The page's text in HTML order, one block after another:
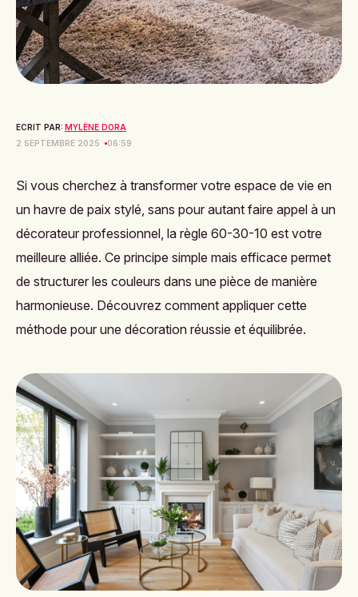
ECRIT PAR: MYLÈNE DORA
2 SEPTEMBRE 2025
06:59
Si vous cherchez à transformer votre espace de vie en
un havre de paix stylé, sans pour autant faire appel à un
décorateur professionnel, la règle 60-30-10 est votre
meilleure alliée. Ce principe simple mais efficace permet
de structurer les couleurs dans une pièce de manière
harmonieuse. Découvrez comment appliquer cette
méthode pour une décoration réussie et équilibrée.